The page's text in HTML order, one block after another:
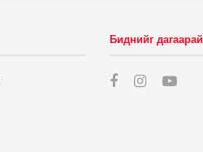
Биднийг дагаарай